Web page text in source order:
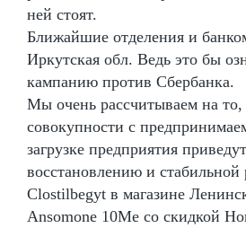
ней стоят.
Ближайшие отделения и
Иркутская обл. Ведь это бы
кампанию против Сбербанка.
Мы очень рассчитываем на то,
совокупности с
загрузке предприятия
восстановлению и стабильной
Clostilbegyt в магазине
Ansomone 10Me со скидкой